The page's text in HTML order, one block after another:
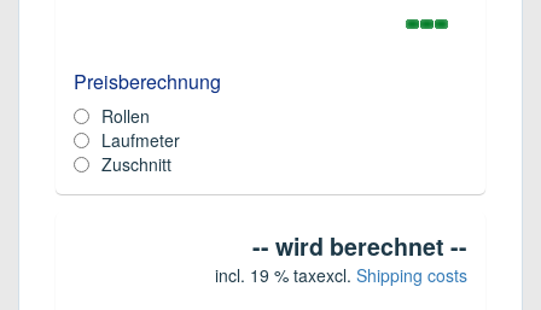
Preisberechnung
Rollen
Laufmeter
Zuschnitt
-- wird berechnet --
incl. 19 % taxexcl. Shipping costs